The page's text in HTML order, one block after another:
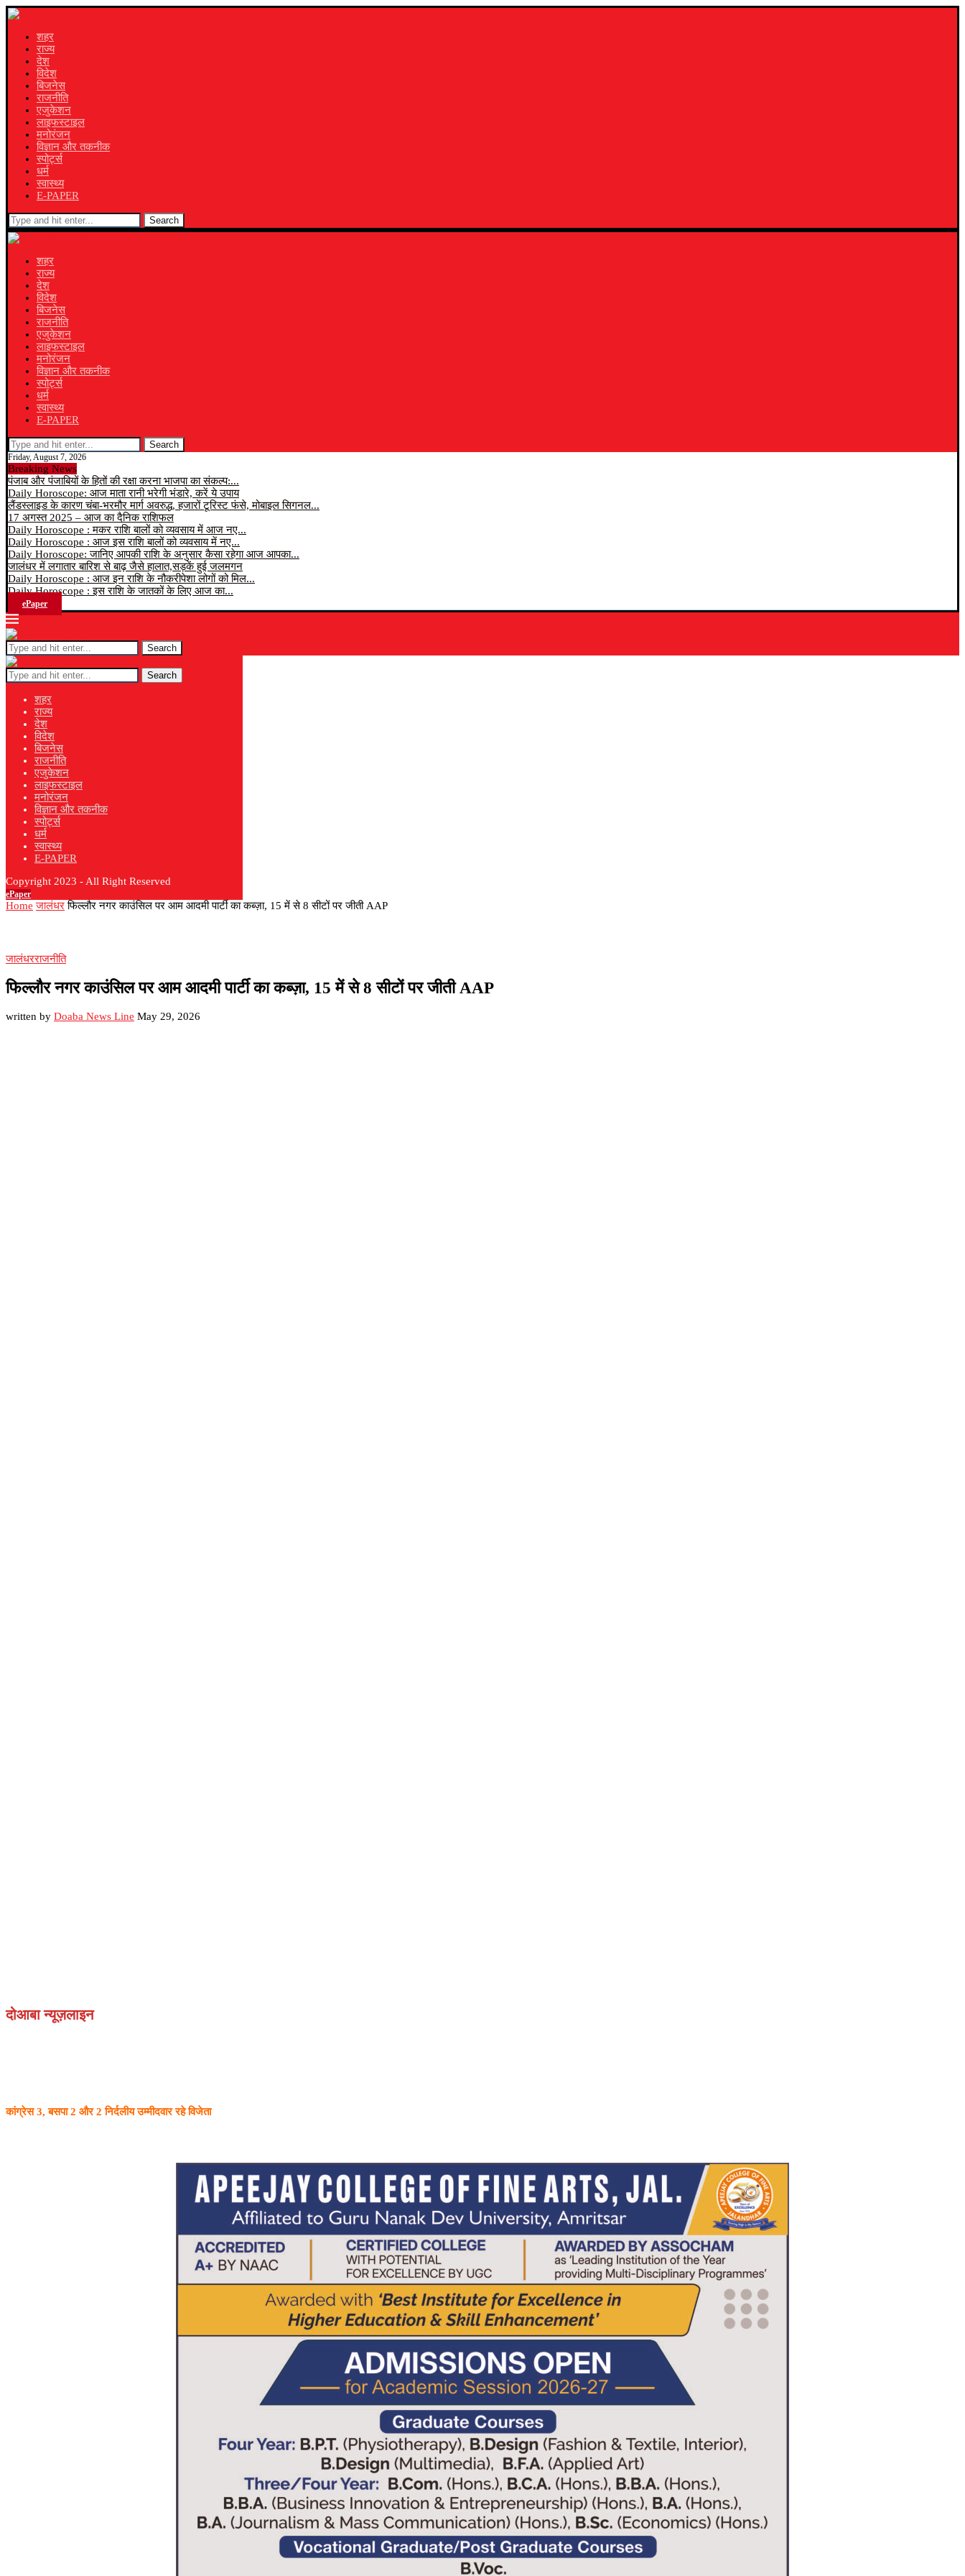
शहर
राज्य
देश
विदेश
बिजनेस
राजनीति
एजुकेशन
लाइफस्टाइल
मनोरंजन
विज्ञान और तकनीक
स्पोर्ट्स
धर्म
स्वास्थ्य
E-PAPER
Search
शहर
राज्य
देश
विदेश
बिजनेस
राजनीति
एजुकेशन
लाइफस्टाइल
मनोरंजन
विज्ञान और तकनीक
स्पोर्ट्स
धर्म
स्वास्थ्य
E-PAPER
Search
Friday, August 7, 2026
Breaking News
पंजाब और पंजाबियों के हितों की रक्षा करना भाजपा का संकल्प:...
Daily Horoscope: आज माता रानी भरेगी भंडारे, करें ये उपाय
लैंडस्लाइड के कारण चंबा-भरमौर मार्ग अवरुद्ध, हजारों टूरिस्ट फंसे, मोबाइल सिगनल...
17 अगस्त 2025 – आज का दैनिक राशिफल
Daily Horoscope : मकर राशि बालों को व्यवसाय में आज नए...
Daily Horoscope : आज इस राशि बालों को व्यवसाय में नए...
Daily Horoscope: जानिए आपकी राशि के अनुसार कैसा रहेगा आज आपका...
जालंधर में लगातार बारिश से बाढ़ जैसे हालात,सड़कें हुई जलमगन
Daily Horoscope : आज इन राशि के नौकरीपेशा लोगों को मिल...
Daily Horoscope : इस राशि के जातकों के लिए आज का...
ePaper
Search
Search
शहर
राज्य
देश
विदेश
बिजनेस
राजनीति
एजुकेशन
लाइफस्टाइल
मनोरंजन
विज्ञान और तकनीक
स्पोर्ट्स
धर्म
स्वास्थ्य
E-PAPER
Copyright 2023 - All Right Reserved
ePaper
Home जालंधर फिल्लौर नगर काउंसिल पर आम आदमी पार्टी का कब्ज़ा, 15 में से 8 सीटों पर जीती AAP
जालंधरराजनीति
फिल्लौर नगर काउंसिल पर आम आदमी पार्टी का कब्ज़ा, 15 में से 8 सीटों पर जीती AAP
written by Doaba News Line May 29, 2026
दोआबा न्यूज़लाइन
कांग्रेस 3, बसपा 2 और 2 निर्दलीय उम्मीदवार रहे विजेता